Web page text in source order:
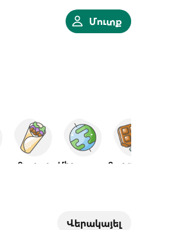
Մուտք
Քյաբաբ
Վերակայել